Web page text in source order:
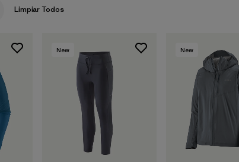
Limpiar Todos
New New